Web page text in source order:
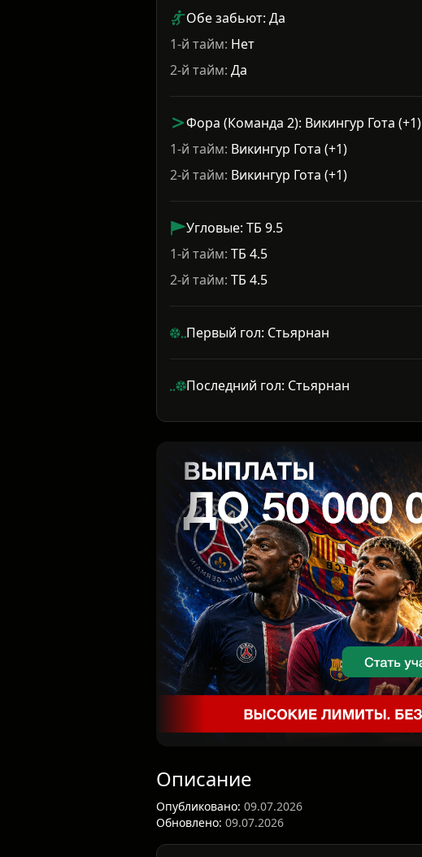
Обе забьют: Да
1-й тайм: Нет
2-й тайм: Да
Фора (Команда 2): Викингур Гота (+1)
1-й тайм: Викингур Гота (+1)
2-й тайм: Викингур Гота (+1)
Угловые: ТБ 9.5
1-й тайм: ТБ 4.5
2-й тайм: ТБ 4.5
Первый гол: Стьярнан
Последний гол: Стьярнан
Описание
Опубликовано: 09.07.2026
Обновлено: 09.07.2026